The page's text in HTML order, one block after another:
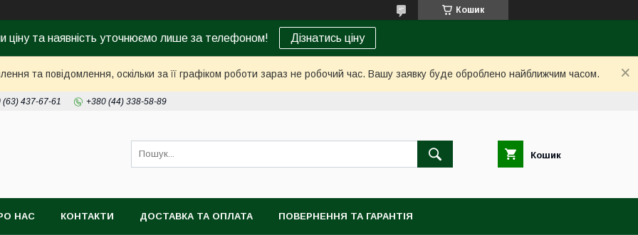
Кошик
ціну та наявність уточнюємо лише за телефоном! Дізнатись ціну
та повідомлення, оскільки за її графіком роботи зараз не робочий час. Вашу заявку буде оброблено найближчим часом.
(63) 437-67-61 +380 (44) 338-58-89
Кошик
НАС КОНТАКТИ ДОСТАВКА ТА ОПЛАТА ПОВЕРНЕННЯ ТА ГАРАНТІЯ